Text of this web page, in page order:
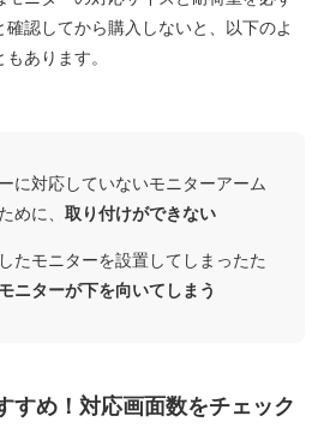
認してから購入しないと、以下のよ
あります。
に対応していないモニターアーム
めに、 取り付けができない
たモニターを設置してしまったた
ニターが下を向いてしまう
すめ！対応画面数をチェック